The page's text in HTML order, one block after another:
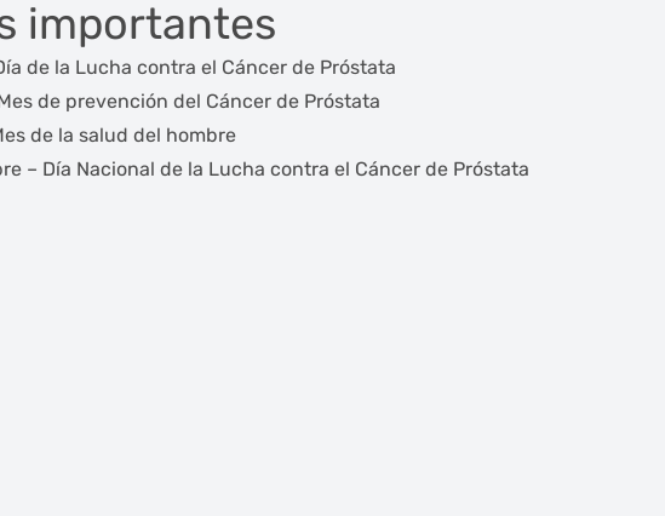
importantes
de la Lucha contra el Cáncer de Próstata
de prevención del Cáncer de Próstata
de la salud del hombre
– Día Nacional de la Lucha contra el Cáncer de Próstata